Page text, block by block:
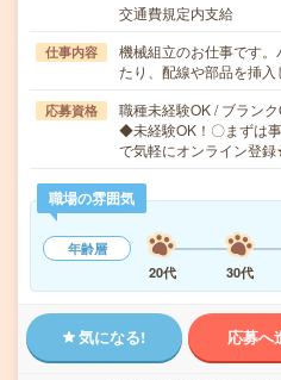
交通費規定内支給
仕事内容
機械組立のお仕事です
たり、配線や部品を挿
応募資格
職種未経験OK / ブラン
◆未経験OK！〇まずは
で気軽にオンライン登
職場の雰囲気
年齢層
20代
30代
気になる! 応募へ